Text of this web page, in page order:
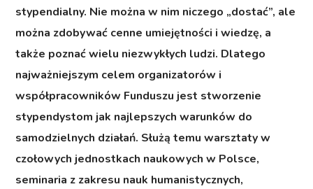
stypendialny. Nie można w nim niczego „dostać”, ale
można zdobywać cenne umiejętności i wiedzę, a
także poznać wielu niezwykłych ludzi. Dlatego
najważniejszym celem organizatorów i
współpracowników Funduszu jest stworzenie
stypendystom jak najlepszych warunków do
samodzielnych działań. Służą temu warsztaty w
czołowych jednostkach naukowych w Polsce,
seminaria z zakresu nauk humanistycznych,